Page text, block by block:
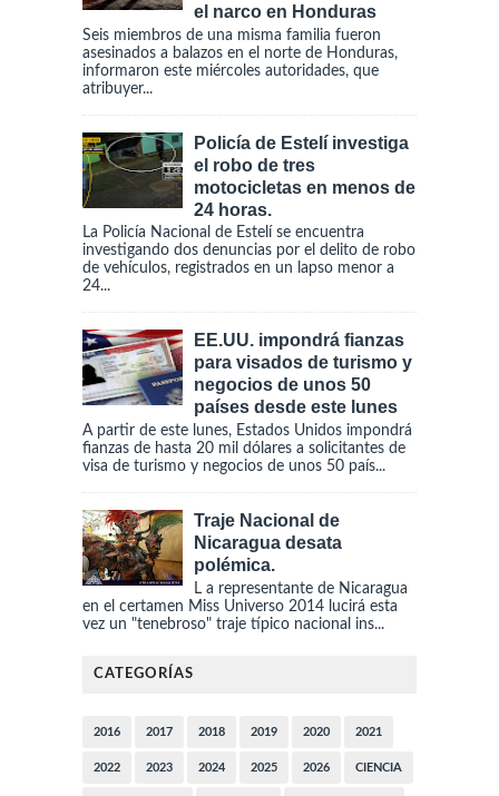
el narco en Honduras
Seis miembros de una misma familia fueron
asesinados a balazos en el norte de Honduras,
informaron este miércoles autoridades, que
atribuyer...
Policía de Estelí investiga
el robo de tres
motocicletas en menos de
24 horas.
La Policía Nacional de Estelí se encuentra
investigando dos denuncias por el delito de robo
de vehículos, registrados en un lapso menor a
24...
EE.UU. impondrá fianzas
para visados de turismo y
negocios de unos 50
países desde este lunes
A partir de este lunes, Estados Unidos impondrá
fianzas de hasta 20 mil dólares a solicitantes de
visa de turismo y negocios de unos 50 país...
Traje Nacional de
Nicaragua desata
polémica.
L a representante de Nicaragua
en el certamen Miss Universo 2014 lucirá esta
vez un "tenebroso" traje típico nacional ins...
CATEGORÍAS
2016 2017 2018 2019 2020 2021
2022 2023 2024 2025 2026 CIENCIA